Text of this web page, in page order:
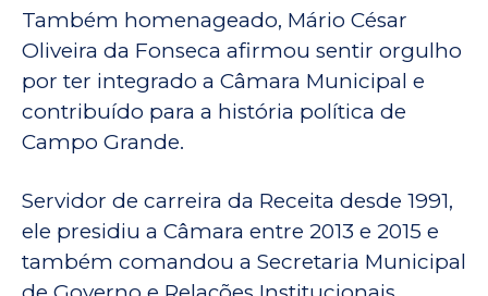
Também homenageado, Mário César
Oliveira da Fonseca afirmou sentir orgulho
por ter integrado a Câmara Municipal e
contribuído para a história política de
Campo Grande.
Servidor de carreira da Receita desde 1991,
ele presidiu a Câmara entre 2013 e 2015 e
também comandou a Secretaria Municipal